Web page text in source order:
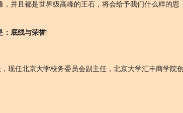
且都是世界级高峰的王石，将会给予我们什么样的思
：底线与荣誉!
现任北京大学校务委员会副主任，北京大学汇丰商学院创